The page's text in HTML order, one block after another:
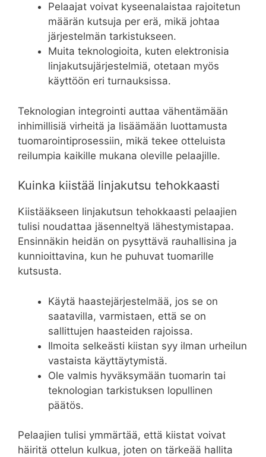
Pelaajat voivat kyseenalaistaa rajoitetun
määrän kutsuja per erä, mikä johtaa
järjestelmän tarkistukseen.
Muita teknologioita, kuten elektronisia
linjakutsujärjestelmiä, otetaan myös
käyttöön eri turnauksissa.
Teknologian integrointi auttaa vähentämään
inhimillisiä virheitä ja lisäämään luottamusta
tuomarointiprosessiin, mikä tekee otteluista
reilumpia kaikille mukana oleville pelaajille.
Kuinka kiistää linjakutsu tehokkaasti
Kiistääkseen linjakutsun tehokkaasti pelaajien
tulisi noudattaa jäsenneltyä lähestymistapaa.
Ensinnäkin heidän on pysyttävä rauhallisina ja
kunnioittavina, kun he puhuvat tuomarille
kutsusta.
Käytä haastejärjestelmää, jos se on
saatavilla, varmistaen, että se on
sallittujen haasteiden rajoissa.
Ilmoita selkeästi kiistan syy ilman urheilun
vastaista käyttäytymistä.
Ole valmis hyväksymään tuomarin tai
teknologian tarkistuksen lopullinen
päätös.
Pelaajien tulisi ymmärtää, että kiistat voivat
häiritä ottelun kulkua, joten on tärkeää hallita